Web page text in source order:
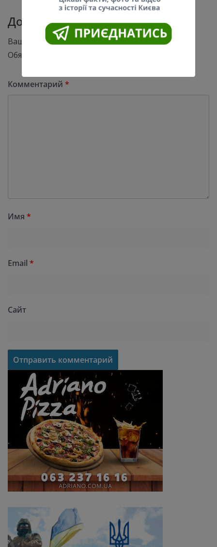
Добавить комментарий
Ваш адрес email не будет опубликован.
Обязательные поля помечены
Комментарий *
Имя *
Email *
Сайт